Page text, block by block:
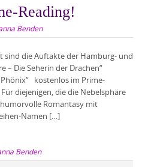
Reading!
Benden
sind die Auftakte der Hamburg- und
– Die Seherin der Drachen“
Phönix“ kostenlos im Prime-
diejenigen, die die Nebelsphäre
Romantasy mit
Namen […]
Benden